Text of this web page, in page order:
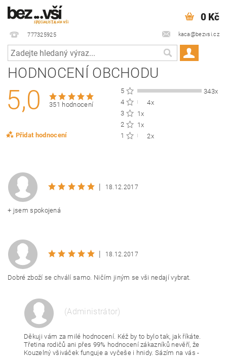
777325925 kaca@bezvsi.cz
0 Kč
HODNOCENÍ OBCHODU
5,0 351 hodnocení
Přidat hodnocení
5
343x
4
4x
3
1x
2
1x
1
2x
Opište text z obrázku
| 18.12.2017
+ jsem spokojená
| 18.12.2017
Dobré zboží se chválí samo. Ničím jiným se vši nedají vybrat.
(Administrátor)
Děkuji vám za milé hodnocení. Kéž by to bylo tak, jak říkáte.
Třetina rodičů ani přes 99% hodnocení zákazníků nevěří, že
Kouzelný všiváček funguje a vyčeše i hnidy. Sázím na vás -